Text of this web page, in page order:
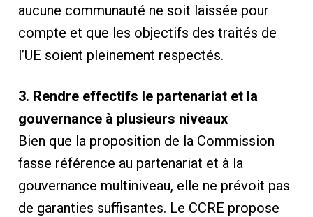
aucune communauté ne soit laissée pour
compte et que les objectifs des traités de
l’UE soient pleinement respectés.
3. Rendre effectifs le partenariat et la
gouvernance à plusieurs niveaux
Bien que la proposition de la Commission
fasse référence au partenariat et à la
gouvernance multiniveau, elle ne prévoit pas
de garanties suffisantes. Le CCRE propose